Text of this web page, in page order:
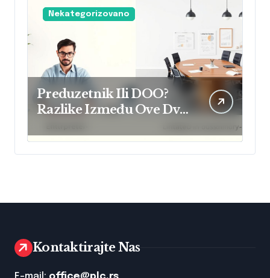
Nekategorizovano
Preduzetnik Ili DOO?
Razlike Između Ove Dve
Izabrati?
Kontaktirajte Nas